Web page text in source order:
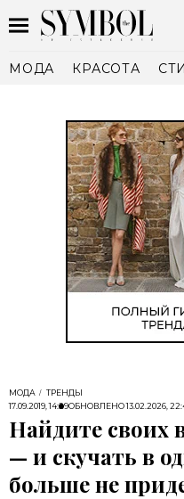
МОДА КРАСОТА
МОДА
ТРЕНДЫ
17.09.2019, 14:29ОБНОВЛЕНО13.02.2026,
Найдите своих
— и скучать в
больше не